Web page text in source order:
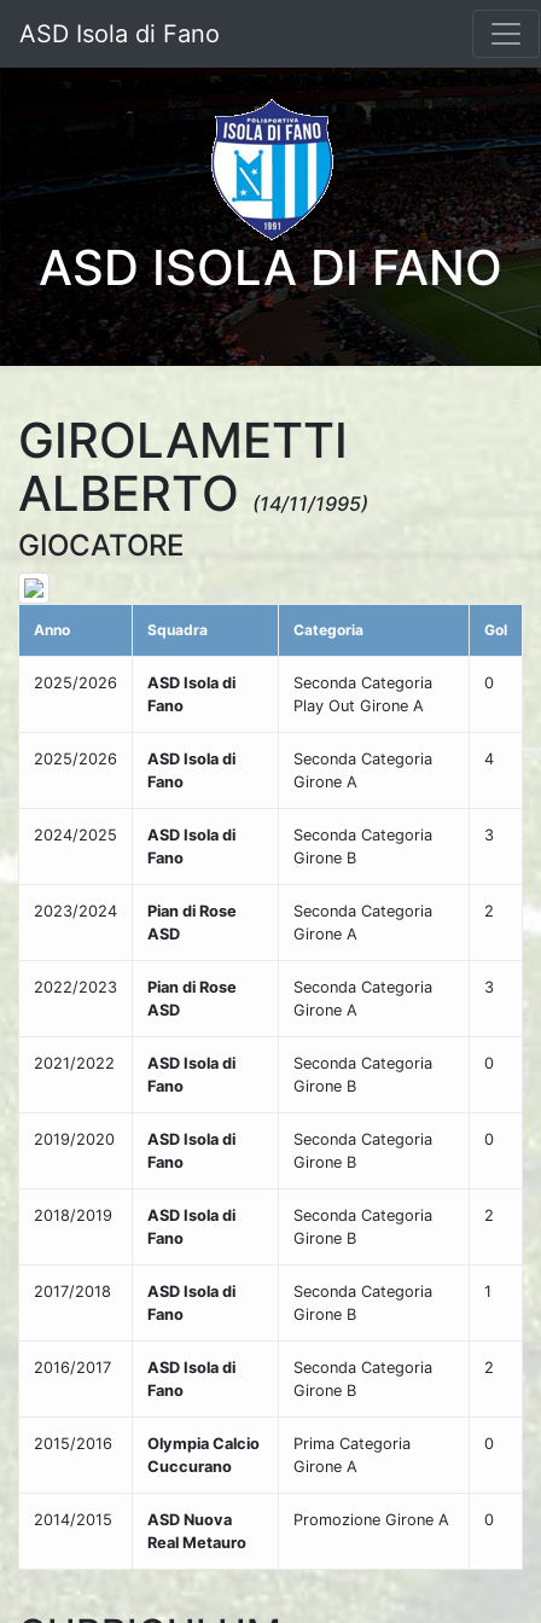
ASD Isola di Fano
ASD ISOLA DI FANO
GIROLAMETTI
ALBERTO
(14/11/1995)
GIOCATORE
Anno Squadra Categoria Gol
2025/2026
ASD Isola di
Fano
Seconda Categoria
Play Out Girone A
0
2025/2026
ASD Isola di
Fano
Seconda Categoria
Girone A
4
2024/2025
ASD Isola di
Fano
Seconda Categoria
Girone B
3
2023/2024
Pian di Rose
ASD
Seconda Categoria
Girone A
2
2022/2023
Pian di Rose
ASD
Seconda Categoria
Girone A
3
2021/2022
ASD Isola di
Fano
Seconda Categoria
Girone B
0
2019/2020
ASD Isola di
Fano
Seconda Categoria
Girone B
0
2018/2019
ASD Isola di
Fano
Seconda Categoria
Girone B
2
2017/2018
ASD Isola di
Fano
Seconda Categoria
Girone B
1
2016/2017
ASD Isola di
Fano
Seconda Categoria
Girone B
2
2015/2016
Olympia Calcio
Cuccurano
Prima Categoria
Girone A
0
2014/2015
ASD Nuova
Real Metauro
Promozione Girone A 0